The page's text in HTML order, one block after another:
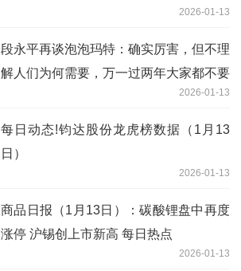
2026-01-13
段永平再谈泡泡玛特：确实厉害，但不理
解人们为何需要，万一过两年大家都不要
2026-01-13
每日动态!钧达股份龙虎榜数据（1月13
日）
2026-01-13
商品日报（1月13日）：碳酸锂盘中再度
涨停 沪锡创上市新高 每日热点
2026-01-13